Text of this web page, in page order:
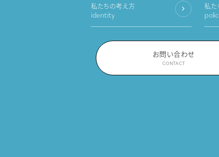
私たちの考え方
identity
私た
お問い合わせ
CONTACT